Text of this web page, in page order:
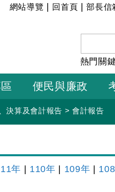
:::
網站導覽 回首頁 |部長信
熱門關
便民與廉政
決算及會計報告 >會計報告
年 110年 109年